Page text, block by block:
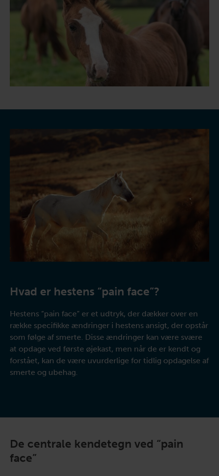
Hvad er hestens “pain face”?
Hestens “pain face” er et udtryk, der dækker over en
række specifikke ændringer i hestens ansigt, der opstår
som følge af smerte. Disse ændringer kan være svære
at opdage ved første øjekast, men når de er kendt og
forstået, kan de være uvurderlige for tidlig opdagelse af
smerte og ubehag.
De centrale kendetegn ved “pain
face”